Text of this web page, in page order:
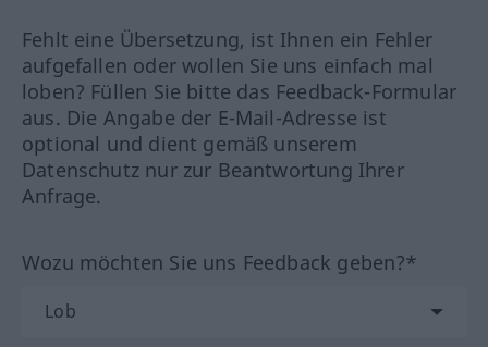
Fehlt eine Übersetzung, ist Ihnen ein Fehler
aufgefallen oder wollen Sie uns einfach mal
loben? Füllen Sie bitte das Feedback-Formular
aus. Die Angabe der E-Mail-Adresse ist
optional und dient gemäß unserem
Datenschutz nur zur Beantwortung Ihrer
Anfrage.
Wozu möchten Sie uns Feedback geben?*